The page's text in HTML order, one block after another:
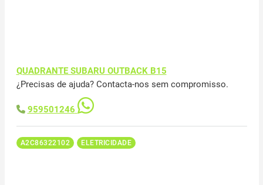
QUADRANTE SUBARU OUTBACK B15
¿Precisas de ajuda? Contacta-nos sem compromisso.
959501246
A2C86322102 ELETRICIDADE